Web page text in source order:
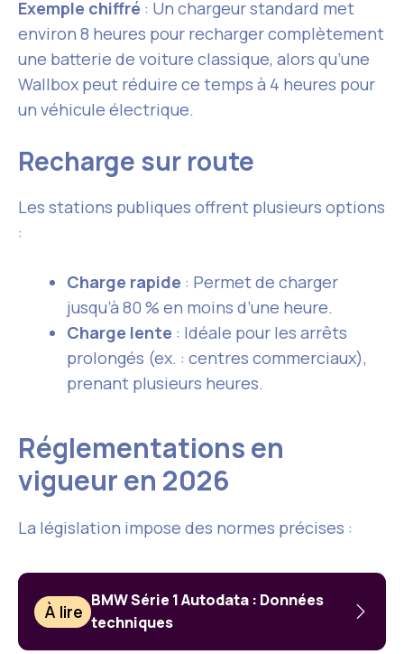
Exemple chiffré : Un chargeur standard met
environ 8 heures pour recharger complètement
une batterie de voiture classique, alors qu’une
Wallbox peut réduire ce temps à 4 heures pour
un véhicule électrique.
Recharge sur route
Les stations publiques offrent plusieurs options
:
Charge rapide : Permet de charger
jusqu’à 80 % en moins d’une heure.
Charge lente : Idéale pour les arrêts
prolongés (ex. : centres commerciaux),
prenant plusieurs heures.
Réglementations en
vigueur en 2026
La législation impose des normes précises :
À lire
BMW Série 1 Autodata : Données
techniques